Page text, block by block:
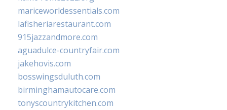
mariceworldessentials.com
lafisheriarestaurant.com
915jazzandmore.com
aguadulce-countryfair.com
jakehovis.com
bosswingsduluth.com
birminghamautocare.com
tonyscountrykitchen.com